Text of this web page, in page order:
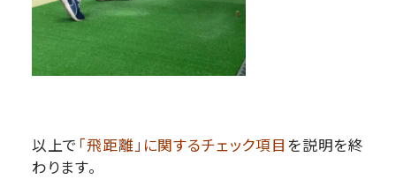
以上で 「飛距離」に関するチェック項目 を説明を終
わります。